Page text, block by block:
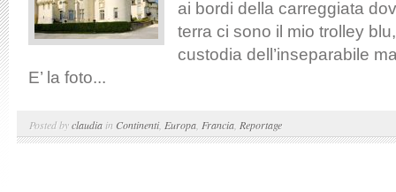
ai bordi della carreggiata
terra ci sono il mio trolley
custodia dell’inseparabile
E’ la foto...
Posted byclaudia in Continenti, Europa Francia Reportage